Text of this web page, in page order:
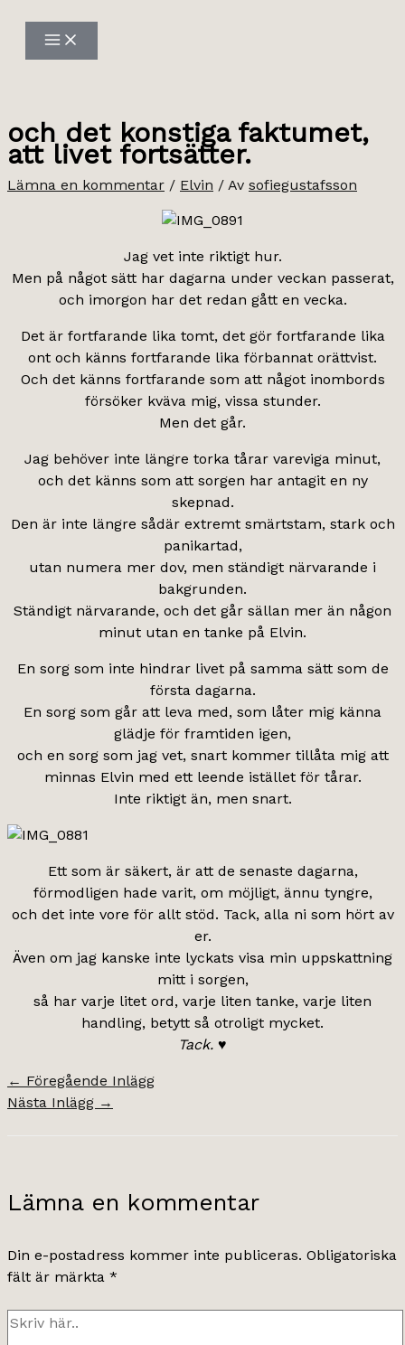
innehåll
och det konstiga faktumet,
att livet fortsätter.
Lämna en kommentar / Elvin / Av sofiegustafsson
Jag vet inte riktigt hur.
Men på något sätt har dagarna under veckan passerat,
och imorgon har det redan gått en vecka.
Det är fortfarande lika tomt, det gör fortfarande lika
ont och känns fortfarande lika förbannat orättvist.
Och det känns fortfarande som att något inombords
försöker kväva mig, vissa stunder.
Men det går.
Jag behöver inte längre torka tårar vareviga minut,
och det känns som att sorgen har antagit en ny
skepnad.
Den är inte längre sådär extremt smärtstam, stark och
panikartad,
utan numera mer dov, men ständigt närvarande i
bakgrunden.
Ständigt närvarande, och det går sällan mer än någon
minut utan en tanke på Elvin.
En sorg som inte hindrar livet på samma sätt som de
första dagarna.
En sorg som går att leva med, som låter mig känna
glädje för framtiden igen,
och en sorg som jag vet, snart kommer tillåta mig att
minnas Elvin med ett leende istället för tårar.
Inte riktigt än, men snart.
Ett som är säkert, är att de senaste dagarna,
förmodligen hade varit, om möjligt, ännu tyngre,
och det inte vore för allt stöd. Tack, alla ni som hört av
er.
Även om jag kanske inte lyckats visa min uppskattning
mitt i sorgen,
så har varje litet ord, varje liten tanke, varje liten
handling, betytt så otroligt mycket.
Tack. ♥
← Föregående Inlägg
Nästa Inlägg →
Lämna en kommentar
Din e-postadress kommer inte publiceras. Obligatoriska
fält är märkta *
Skriv